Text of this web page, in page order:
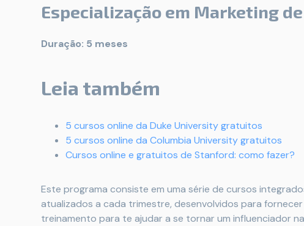
Especialização em Marketing
Duração: 5 meses
Leia também
5 cursos online da Duke University gratuitos
5 cursos online da Columbia University gratuitos
Cursos online e gratuitos de Stanford: como fazer?
Este programa consiste em uma série de cursos
atualizados a cada trimestre, desenvolvidos para
treinamento para te ajudar a se tornar um influenciador